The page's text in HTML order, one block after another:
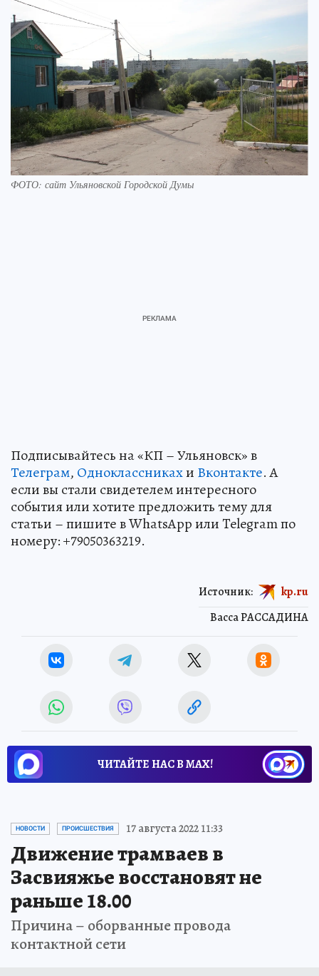
ФОТО: сайт Ульяновской Городской Думы
Подписывайтесь на «КП – Ульяновск» в
Телеграм, Одноклассникахи Вконтакте. А
если вы стали свидетелем интересного
события или хотите предложить тему для
статьи – пишите в WhatsApp или Telegram по
номеру: +79050363219.
Васса РАССАДИНА
Источник: kp.ru
ЧИТАЙТЕ НАС В МАХ!
НОВОСТИ ПРОИСШЕСТВИЯ 17 августа 2022 11:33
Движение трамваев в
Засвияжье восстановят не
раньше 18.00
Причина – оборванные провода
контактной сети